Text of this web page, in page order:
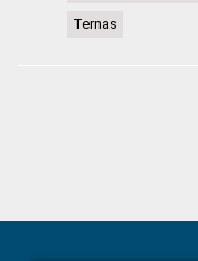
Ternas